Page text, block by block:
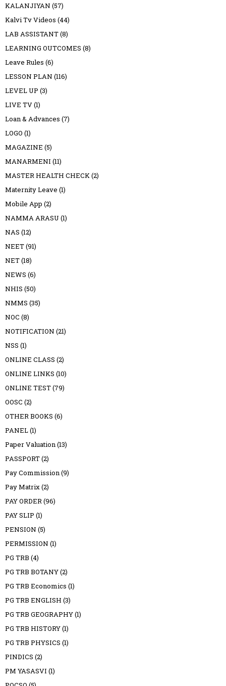
KALANJIYAN (57)
Kalvi Tv Videos (44)
LAB ASSISTANT(8)
LEARNING OUTCOMES (8)
Leave Rules (6)
LESSON PLAN (116)
LEVEL UP (3)
LIVE TV(1)
Loan & Advances (7)
LOGO (1)
MAGAZINE (5)
MANARMENI (11)
MASTER HEALTH CHECK(2)
Maternity Leave (1)
Mobile App (2)
NAMMA ARASU (1)
NAS (12)
NEET(91)
NET(18)
NEWS (6)
NHIS (50)
NMMS (35)
NOC (8)
NOTIFICATION (21)
NSS (1)
ONLINE CLASS (2)
ONLINE LINKS (10)
ONLINE TEST(79)
OOSC (2)
OTHER BOOKS (6)
PANEL(1)
Paper Valuation(13)
PASSPORT(2)
Pay Commission(9)
Pay Matrix(2)
PAY ORDER(96)
PAY SLIP (1)
PENSION (5)
PERMISSION (1)
PG TRB (4)
PG TRB BOTANY(2)
PG TRB Economics (1)
PG TRB ENGLISH (3)
PG TRB GEOGRAPHY(1)
PG TRB HISTORY(1)
PG TRB PHYSICS (1)
PINDICS (2)
PM YASASVI (1)